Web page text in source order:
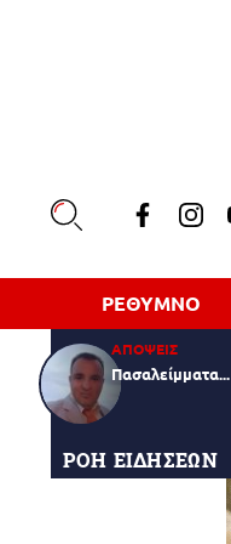
ΡΕΘΥΜΝΟ
ΑΠΟΨΕΙΣ
Πασαλείμματα...
ΡΟΗ ΕΙΔΗΣΕΩΝ